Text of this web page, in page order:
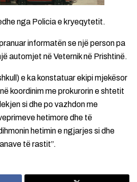
nga Policia e kryeqytetit.
informatën se një person pa
automjet në Veternik në Prishtinë.
e ka konstatuar ekipi mjekësor
koordinim me prokurorin e shtetit
si dhe po vazhdon me
hetimore dhe të
hetimin e ngjarjes si dhe
të rastit”.